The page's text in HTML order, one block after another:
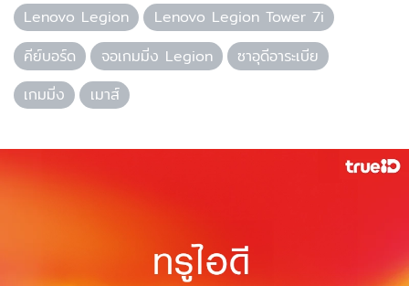
Lenovo Legion
Lenovo Legion Tower 7i
คีย์บอร์ด
จอเกมมิ่ง Legion
ซาอุดีอาระเบีย
เกมมิ่ง
เมาส์